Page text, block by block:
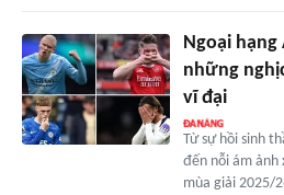
Ngoại hạng
những
vĩ đại
Từ sự hồi sinh
đến nỗi ám ảnh
mùa giải 2025/